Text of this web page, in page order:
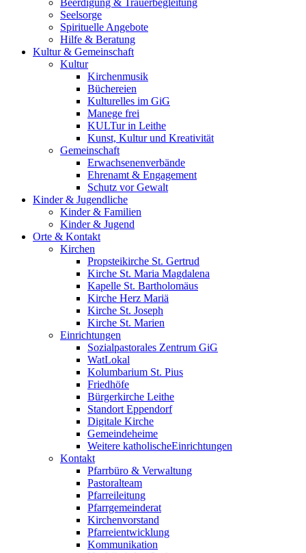
Beerdigung & Trauerbegleitung
Seelsorge
Spirituelle Angebote
Hilfe & Beratung
Kultur & Gemeinschaft
Kultur
Kirchenmusik
Büchereien
Kulturelles im GiG
Manege frei
KULTur in Leithe
Kunst, Kultur und Kreativität
Gemeinschaft
Erwachsenenverbände
Ehrenamt & Engagement
Schutz vor Gewalt
Kinder & Jugendliche
Kinder & Familien
Kinder & Jugend
Orte & Kontakt
Kirchen
Propsteikirche St. Gertrud
Kirche St. Maria Magdalena
Kapelle St. Bartholomäus
Kirche Herz Mariä
Kirche St. Joseph
Kirche St. Marien
Einrichtungen
Sozialpastorales Zentrum GiG
WatLokal
Kolumbarium St. Pius
Friedhöfe
Bürgerkirche Leithe
Standort Eppendorf
Digitale Kirche
Gemeindeheime
Weitere katholische­­Einrichtungen
Kontakt
Pfarrbüro & Verwaltung
Pastoralteam
Pfarreileitung
Pfarrgemeinderat
Kirchenvorstand
Pfarreientwicklung
Kommunikation